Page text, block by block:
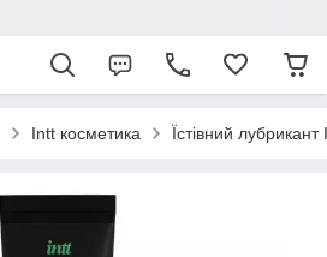
Intt косметика Їстівний